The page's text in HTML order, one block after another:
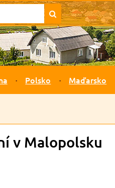
Polsko Maďarsko
v Malopolsku